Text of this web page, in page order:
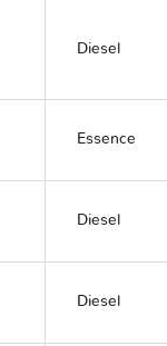
Diesel
Essence
Diesel
Diesel